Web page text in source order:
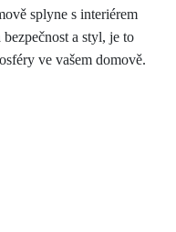
splyne s interiérem
a styl, je to
ve vašem domově.